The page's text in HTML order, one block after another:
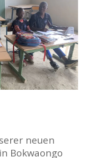
neuen
Bokwaongo